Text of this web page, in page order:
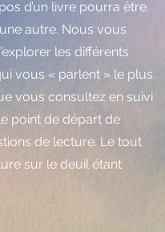
d’un livre pourra être
autre. Nous vous
les différents
vous « parlent » le plus.
vous consultez en suivi
point de départ de
de lecture. Le tout
sur le deuil étant